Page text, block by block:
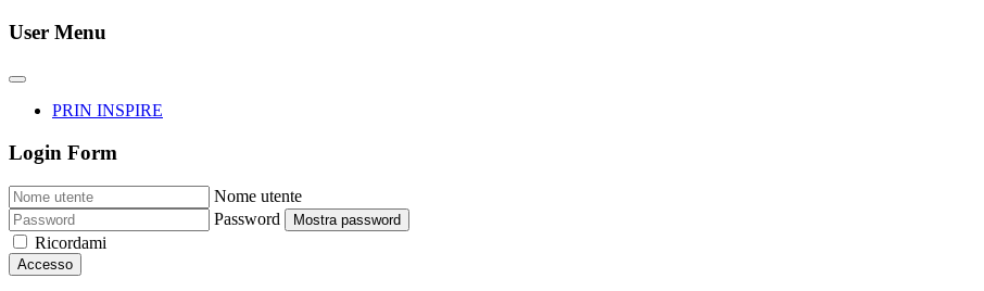
User Menu
PRIN INSPIRE
Login Form
Nome utente
Password
Mostra password
Ricordami
Accesso